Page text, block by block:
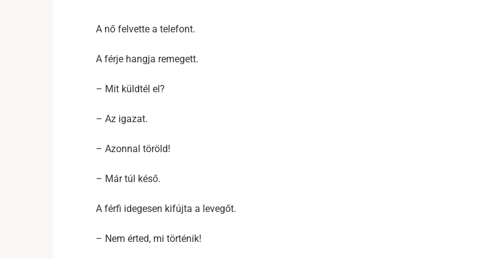
A nő felvette a telefont.
A férje hangja remegett.
– Mit küldtél el?
– Az igazat.
– Azonnal töröld!
– Már túl késő.
A férfi idegesen kifújta a levegőt.
– Nem érted, mi történik!